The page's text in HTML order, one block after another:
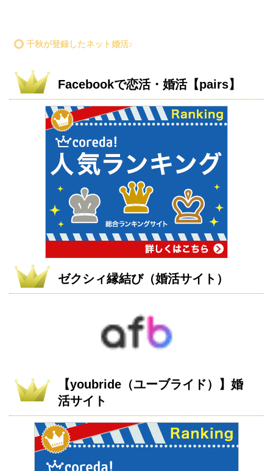
千秋が登録したネット婚活♪
Facebookで恋活・婚活【pairs】
ゼクシィ縁結び（婚活サイト）
【youbride（ユーブライド）】婚
活サイト